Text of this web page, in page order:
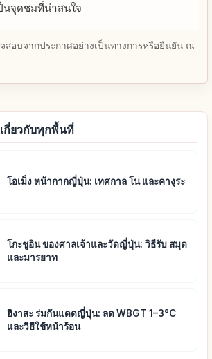
นจุดชมที่น่าสนใจ
สอบจากประกาศอย่างเป็นทางการหรือยืนยัน ณ
กี่ยวกับทุกพื้นที่
โอเม็ง หน้ากากญี่ปุ่น: เทศกาล โน และคางุระ
โกะชูอิน ของศาลเจ้าและวัดญี่ปุ่น: วิธีรับ สมุด
และมารยาท
ฮิงาสะ ร่มกันแดดญี่ปุ่น: ลด WBGT 1–3°C
และวิธีใช้หน้าร้อน